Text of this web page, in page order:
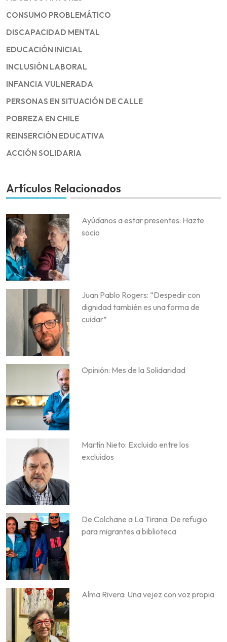
CONSUMO PROBLEMÁTICO
DISCAPACIDAD MENTAL
EDUCACIÓN INICIAL
INCLUSIÓN LABORAL
INFANCIA VULNERADA
PERSONAS EN SITUACIÓN DE CALLE
POBREZA EN CHILE
REINSERCIÓN EDUCATIVA
ACCIÓN SOLIDARIA
Artículos Relacionados
Ayúdanos a estar presentes: Hazte
socio
Juan Pablo Rogers: “Despedir con
dignidad también es una forma de
cuidar”
Opinión: Mes de la Solidaridad
Martín Nieto: Excluido entre los
excluidos
De Colchane a La Tirana: De refugio
para migrantes a biblioteca
Alma Rivera: Una vejez con voz propia